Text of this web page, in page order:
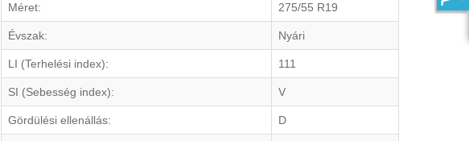
Méret: 275/55 R19
Évszak: Nyári
LI (Terhelési index): 111
SI (Sebesség index): V
Gördülési ellenállás: D